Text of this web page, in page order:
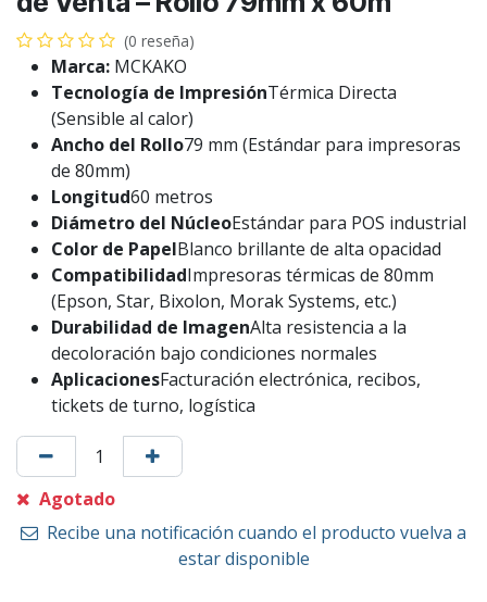
(0 reseña)
Marca: MCKAKO
Tecnología de ImpresiónTérmica Directa
(Sensible al calor)
Ancho del Rollo79 mm (Estándar para impresoras
de 80mm)
Longitud60 metros
Diámetro del NúcleoEstándar para POS industrial
Color de PapelBlanco brillante de alta opacidad
CompatibilidadImpresoras térmicas de 80mm
(Epson, Star, Bixolon, Morak Systems, etc.)
Durabilidad de ImagenAlta resistencia a la
decoloración bajo condiciones normales
AplicacionesFacturación electrónica, recibos,
tickets de turno, logística
Agotado
Recibe una notificación cuando el producto vuelva a
estar disponible